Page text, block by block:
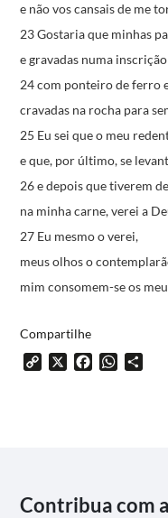
e não vos cansais de me
23 Gostaria que minhas
e gravadas numa inscrição
24 com ponteiro de ferro
cravadas na rocha para
25 Eu sei que o meu
e que, por último, se
26 e depois que tiverem
na minha carne, verei a
27 Eu mesmo o verei,
meus olhos o
mim consomem-se os
Compartilhe
Copy X Facebook
Contribua com